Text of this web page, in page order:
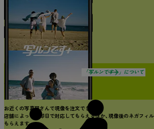
フィルムごとに
思い出が見返せる
ムービー作成、
プリントで
もっと特別な瞬間に
「写ルンです＋」について
すぐに受け取りたい・
ネガフィルムが必要な方におすすめ
お近くの写真屋さんで現像を注文できます。
店舗によっては即日で対応してもらえるほか、 現像後のネガフィ
もらえます。